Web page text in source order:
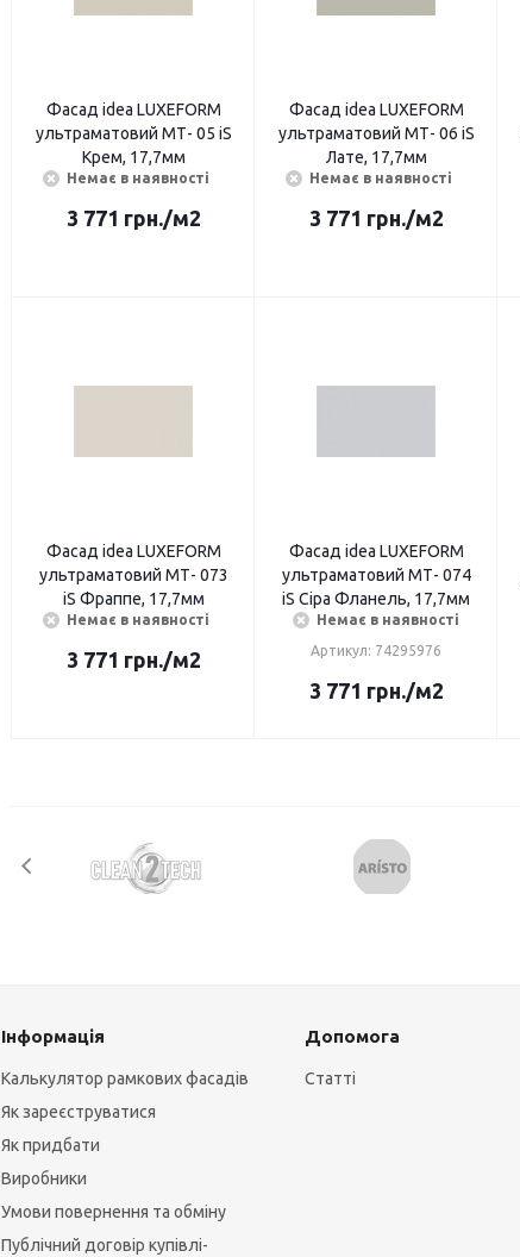
Фасад idea LUXEFORМ
ультраматовий МТ- 05 iS
Крем, 17,7мм
Немає в наявності
3 771 грн./м2
Фасад idea LUXEFORМ
ультраматовий МТ- 06 iS
Лате, 17,7мм
Немає в наявності
3 771 грн./м2
Фасад idea LUXEFORМ
ультраматовий МТ- 073
iS Фраппе, 17,7мм
Немає в наявності
3 771 грн./м2
Фасад idea LUXEFORМ
ультраматовий МТ- 074
iS Сіра Фланель, 17,7мм
Немає в наявності
Артикул: 74295976
3 771 грн./м2
Інформація
Калькулятор рамкових фасадів
Як зареєструватися
Як придбати
Виробники
Умови повернення та обміну
Публічний договір купівлі-
Допомога
Статті